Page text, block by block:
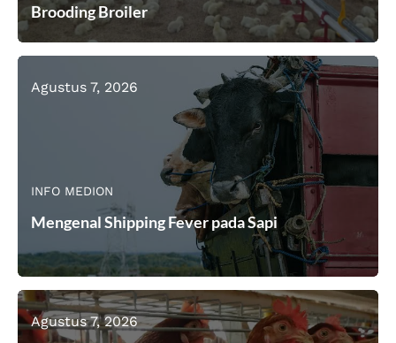
Brooding Broiler
INFO MEDION
Agustus 7, 2026
Mengenal Shipping Fever pada Sapi
Agustus 7, 2026